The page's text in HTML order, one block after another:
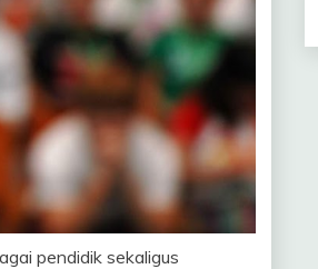
pendidik sekaligus